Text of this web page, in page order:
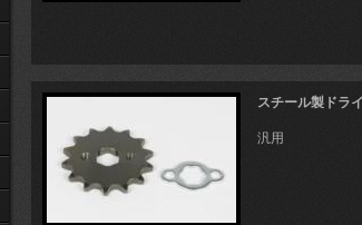
スチール製ドラ
汎用